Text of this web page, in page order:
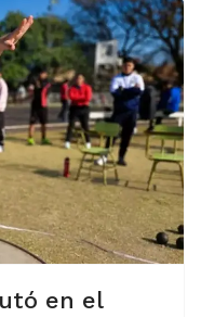
en el